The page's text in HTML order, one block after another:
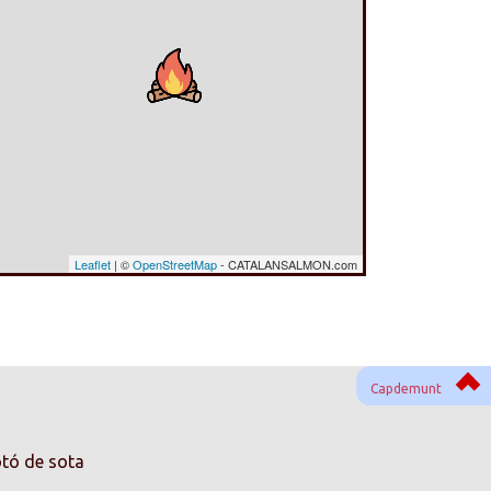
Leaflet | ©OpenStreetMap- CATALANSALMON.com
Capdemunt
de sota